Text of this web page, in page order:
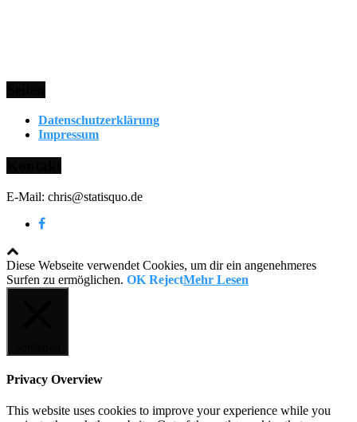
Datenschutzerklärung
Impressum
E-Mail: chris@statisquo.de
Diese Webseite verwendet Cookies, um dir ein angenehmeres
Surfen zu ermöglichen. OK RejectMehr Lesen
Privacy Overview
This website uses cookies to improve your experience while you